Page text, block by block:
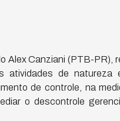
Alex Canziani (PTB-PR),
atividades de
de controle, na
o descontrole